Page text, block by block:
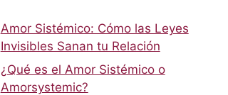
Amor Sistémico: Cómo las Leyes
Invisibles Sanan tu Relación
¿Qué es el Amor Sistémico o
Amorsystemic?